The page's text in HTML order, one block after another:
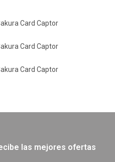
las mejores ofertas